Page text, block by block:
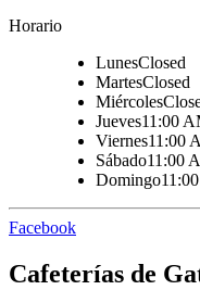
Horario
LunesClosed
MartesClosed
Miércoles
Jueves11:00
Viernes11:00
Sábado11:00
Domingo
Facebook
Cafeterías de